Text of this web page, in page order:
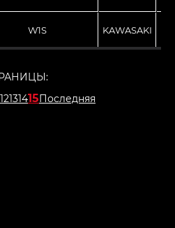
W1S KAWASAKI
12131415Последняя